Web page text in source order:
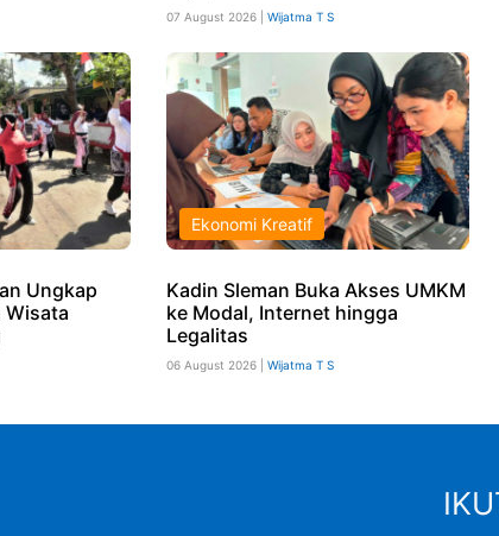
07 August 2026 | Wijatma T S
Ungkap
Wisata
Ekonomi Kreatif
Kadin Sleman Buka Akses UMKM
ke Modal, Internet hingga
Legalitas
06 August 2026 | Wijatma T S